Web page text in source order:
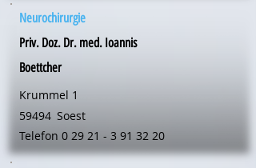
Neurochirurgie
Priv. Doz. Dr. med. Ioannis
Boettcher
Krummel 1
59494 Soest
Telefon 0 29 21 - 3 91 32 20